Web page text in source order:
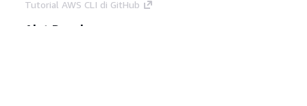
Tutorial AWS CLI di GitHub
Alat Developer